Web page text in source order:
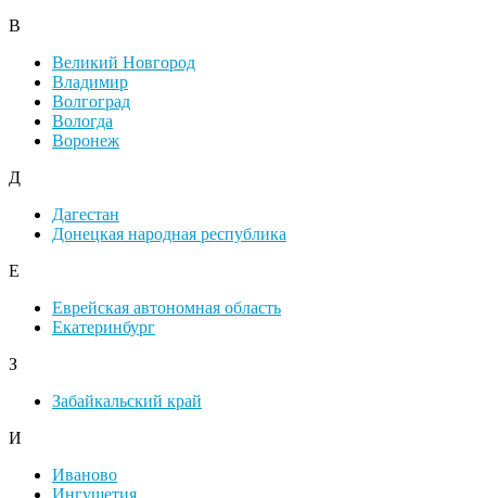
В
Великий Новгород
Владимир
Волгоград
Вологда
Воронеж
Д
Дагестан
Донецкая народная республика
Е
Еврейская автономная область
Екатеринбург
З
Забайкальский край
И
Иваново